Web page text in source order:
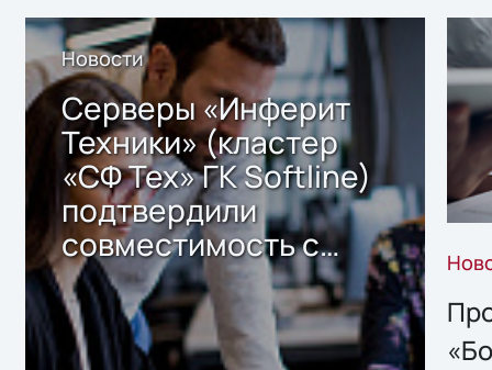
Новости
Серверы «Инферит
Техники» (кластер
«СФ Тех» ГК Softline)
подтвердили
совместимость с
решением Sharx
Storage 2.x для
хранения данных